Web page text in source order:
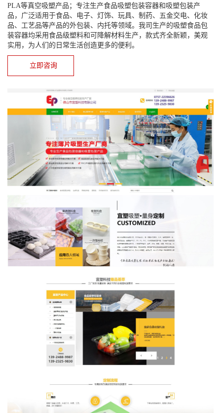
PLA等真空吸塑产品；专注生产食品吸塑包装容器和吸塑包装产
品，广泛适用于食品、电子、灯饰、玩具、制药、五金交电、化妆
品、工艺品等产品的外包装、内托等领域。我司生产的吸塑食品包
装容器均采用食品级塑料和可降解材料生产，款式齐全新颖，美观
实用，为人们的日常生活创造更多的便利。
立即咨询